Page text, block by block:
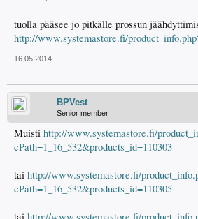
tuolla pääsee jo pitkälle prossun
http://www.systemastore.fi/
16.05.2014
BPVest
Senior member
Muisti http://www.systemastore.fi/
cPath=1_16_532&products_id=110303
tai http://www.systemastore.fi/
cPath=1_16_532&products_id=110305